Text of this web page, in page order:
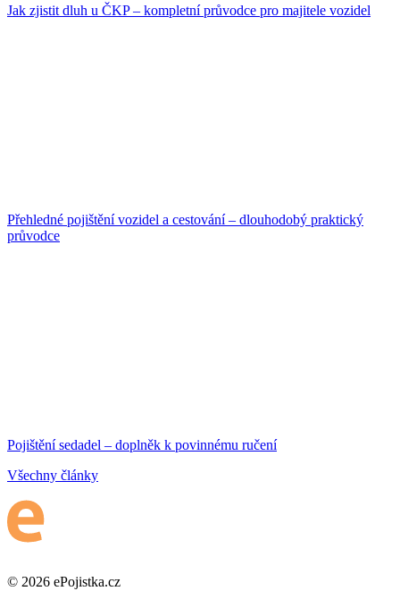
Jak zjistit dluh u ČKP – kompletní průvodce pro majitele vozidel
Přehledné pojištění vozidel a cestování – dlouhodobý praktický
průvodce
Pojištění sedadel – doplněk k povinnému ručení
Všechny články
© 2026 ePojistka.cz